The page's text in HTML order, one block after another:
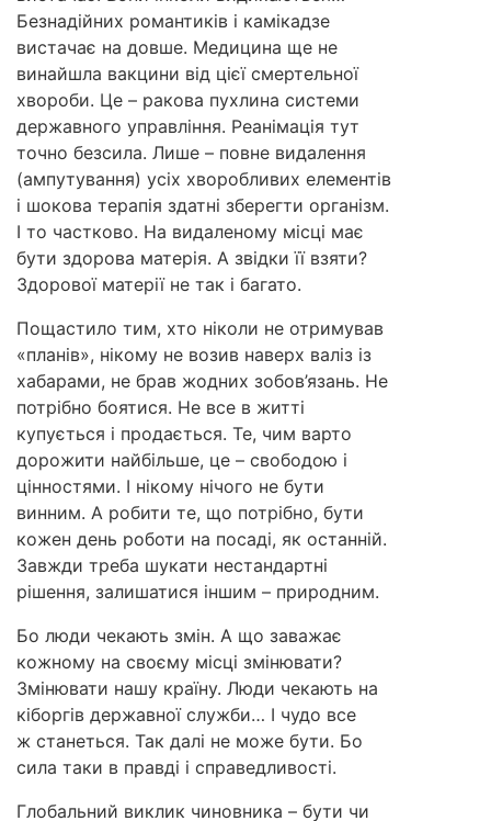
Безнадійних романтиків і камікадзе
вистачає на довше. Медицина ще не
винайшла вакцини від цієї смертельної
хвороби. Це – ракова пухлина системи
державного управління. Реанімація тут
точно безсила. Лише – повне видалення
(ампутування) усіх хворобливих елементів
і шокова терапія здатні зберегти організм.
І то частково. На видаленому місці має
бути здорова матерія. А звідки її взяти?
Здорової матерії не так і багато.
Пощастило тим, хто ніколи не отримував
«планів», нікому не возив наверх валіз із
хабарами, не брав жодних зобов’язань. Не
потрібно боятися. Не все в житті
купується і продається. Те, чим варто
дорожити найбільше, це – свободою і
цінностями. І нікому нічого не бути
винним. А робити те, що потрібно, бути
кожен день роботи на посаді, як останній.
Завжди треба шукати нестандартні
рішення, залишатися іншим – природним.
Бо люди чекають змін. А що заважає
кожному на своєму місці змінювати?
Змінювати нашу країну. Люди чекають на
кіборгів державної служби… І чудо все
ж станеться. Так далі не може бути. Бо
сила таки в правді і справедливості.
Глобальний виклик чиновника – бути чи